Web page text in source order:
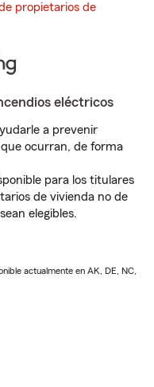
propietarios de
eléctricos
a prevenir
ocurran, de forma
para los titulares
de vivienda no de
elegibles.
actualmente en AK, DE, NC,